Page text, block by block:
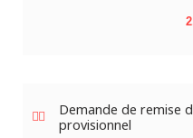
Demande de remise
provisionnel